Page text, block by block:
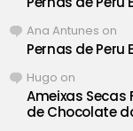
Ana Antunes on
Pernas de
Hugo on
Ameixas Secas
de Chocolate